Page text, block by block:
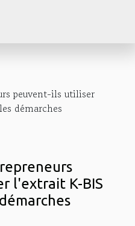
peuvent-ils utiliser
démarches
l'extrait K-BIS